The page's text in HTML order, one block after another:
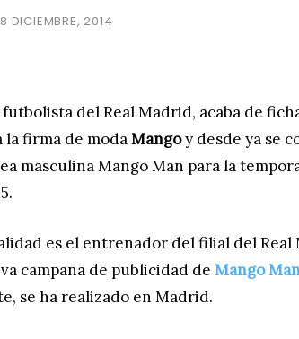
DICIEMBRE, 2014
futbolista del Real Madrid, acaba de
firma de modaMangoy desde ya se
masculina Mango Man para la
es el entrenador del filial del Real
campaña de publicidad de Mango
se ha realizado en Madrid.